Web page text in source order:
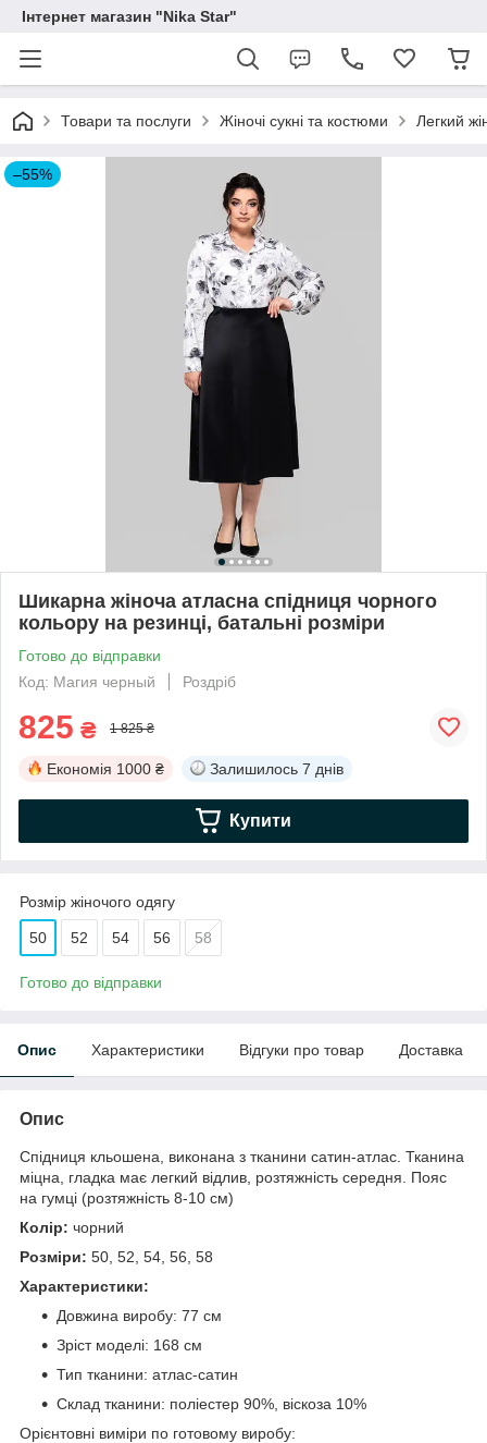
Інтернет магазин "Nika Star"
Товари та послуги Жіночі сукні та костюми Легкий
–55%
Шикарна жіноча атласна спідниця чорного
кольору на резинці, батальні розміри
Готово до відправки
Код: Магия черный
Роздріб
825 ₴ 1 825 ₴
Економія 1000 ₴ Залишилось 7 днів
Купити
Розмір жіночого одягу
50 52 54 56 58
Готово до відправки
Опис Характеристики Відгуки про товар Доставка
Опис
Спідниця кльошена, виконана з тканини сатин-атлас. Тканина
міцна, гладка має легкий відлив, розтяжність середня. Пояс
на гумці (розтяжність 8-10 см)
Колір: чорний
Розміри: 50, 52, 54, 56, 58
Характеристики:
Довжина виробу: 77 см
Зріст моделі: 168 см
Тип тканини: атлас-сатин
Склад тканини: поліестер 90%, віскоза 10%
Орієнтовні виміри по готовому виробу: